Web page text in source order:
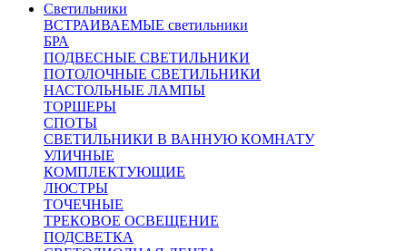
Светильники
ВСТРАИВАЕМЫЕ светильники
БРА
ПОДВЕСНЫЕ СВЕТИЛЬНИКИ
ПОТОЛОЧНЫЕ СВЕТИЛЬНИКИ
НАСТОЛЬНЫЕ ЛАМПЫ
ТОРШЕРЫ
СПОТЫ
СВЕТИЛЬНИКИ В ВАННУЮ КОМНАТУ
УЛИЧНЫЕ
КОМПЛЕКТУЮЩИЕ
ЛЮСТРЫ
ТОЧЕЧНЫЕ
ТРЕКОВОЕ ОСВЕЩЕНИЕ
ПОДСВЕТКА